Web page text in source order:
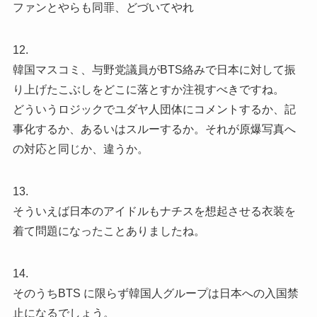
ファンとやらも同罪、どづいてやれ
12.
韓国マスコミ、与野党議員がBTS絡みで日本に対して振
り上げたこぶしをどこに落とすか注視すべきですね。
どういうロジックでユダヤ人団体にコメントするか、記
事化するか、あるいはスルーするか。それが原爆写真へ
の対応と同じか、違うか。
13.
そういえば日本のアイドルもナチスを想起させる衣装を
着て問題になったことありましたね。
14.
そのうちBTS に限らず韓国人グループは日本への入国禁
止になるでしょう。